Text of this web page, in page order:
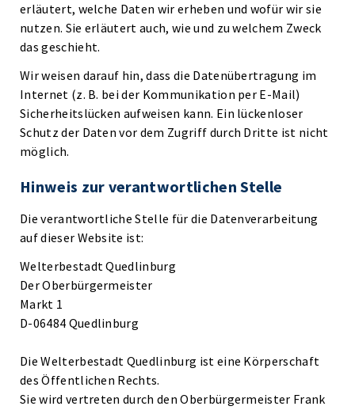
erläutert, welche Daten wir erheben und wofür wir sie
nutzen. Sie erläutert auch, wie und zu welchem Zweck
das geschieht.
Wir weisen darauf hin, dass die Datenübertragung im
Internet (z. B. bei der Kommunikation per E-Mail)
Sicherheitslücken aufweisen kann. Ein lückenloser
Schutz der Daten vor dem Zugriff durch Dritte ist nicht
möglich.
Hinweis zur verantwortlichen Stelle
Die verantwortliche Stelle für die Datenverarbeitung
auf dieser Website ist:
Welterbestadt Quedlinburg
Der Oberbürgermeister
Markt 1
D-06484 Quedlinburg
Die Welterbestadt Quedlinburg ist eine Körperschaft
des Öffentlichen Rechts.
Sie wird vertreten durch den Oberbürgermeister Frank